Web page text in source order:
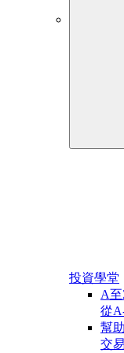
投資學堂
A
從
幫
交